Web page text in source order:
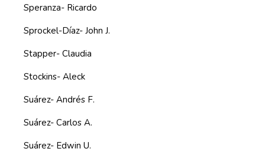
Speranza- Ricardo
Sprockel-Díaz- John J.
Stapper- Claudia
Stockins- Aleck
Suárez- Andrés F.
Suárez- Carlos A.
Suárez- Edwin U.